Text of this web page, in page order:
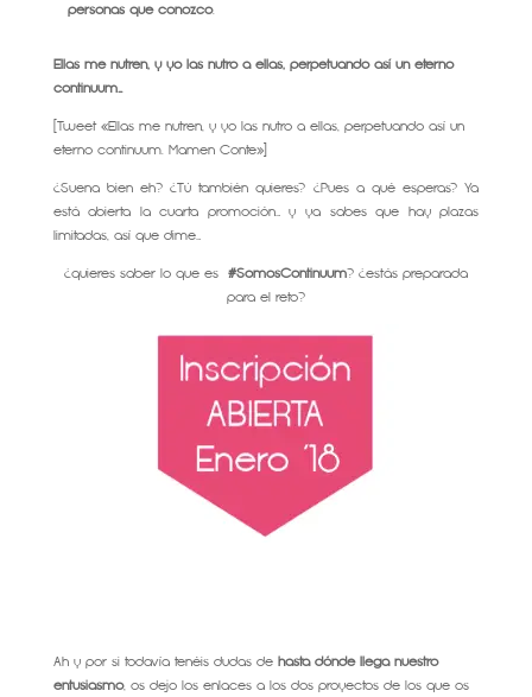
personas que conozco.
Ellas me nutren, y yo las nutro a ellas, perpetuando así un eterno
continuum…
[Tweet «Ellas me nutren, y yo las nutro a ellas, perpetuando así un
eterno continuum. Mamen Conte»]
¿Suena bien eh? ¿Tú también quieres? ¿Pues a qué esperas? Ya
está abierta la cuarta promoción… y ya sabes que hay plazas
limitadas, así que dime…
¿quieres saber lo que es #SomosContinuum? ¿estás preparada
para el reto?
Ah y por si todavía tenéis dudas de hasta dónde llega nuestro
entusiasmo, os dejo los enlaces a los dos proyectos de los que os